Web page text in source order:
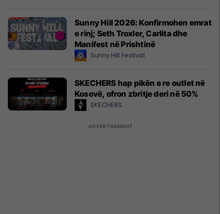
Sunny Hill 2026: Konfirmohen emrat
e rinj; Seth Troxler, Carlita dhe
Manifest në Prishtinë
Sunny Hill Festival
SKECHERS hap pikën e re outlet në
Kosovë, ofron zbritje deri në 50%
SKECHERS